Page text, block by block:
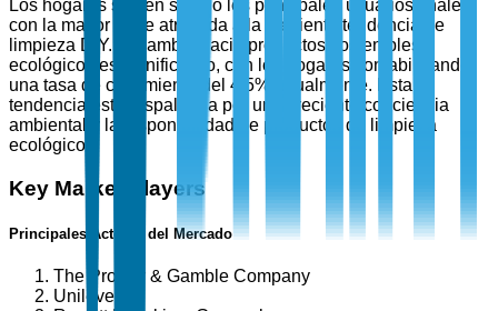
Los hogares siguen siendo los principales usuarios finales,
con la mayor parte atribuida a la creciente tendencia de
limpieza DIY. El cambio hacia productos sostenibles y
ecológicos es significativo, con los hogares contabilizando
una tasa de crecimiento del 4.5% anualmente. Esta
tendencia está respaldada por una creciente conciencia
ambiental y la disponibilidad de productos de limpieza
ecológicos.
Key Market Players
Principales Actores del Mercado
The Procter & Gamble Company
Unilever